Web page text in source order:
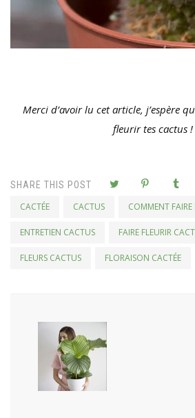
Merci d’avoir lu cet article, j’espère
fleurir tes cactus !
SHARE THIS POST
CACTÉE CACTUS COMMENT FAIRE
ENTRETIEN CACTUS FAIRE FLEURIR
FLEURS CACTUS FLORAISON CACTÉE